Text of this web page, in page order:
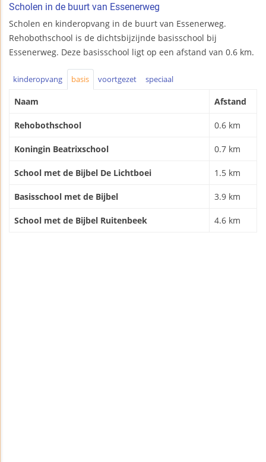
Scholen in de buurt van Essenerweg
Scholen en kinderopvang in de buurt van Essenerweg.
Rehobothschool is de dichtsbijzijnde basisschool bij
Essenerweg. Deze basisschool ligt op een afstand van 0.6 km.
kinderopvang basis voortgezet speciaal
Naam Afstand
Rehobothschool 0.6 km
Koningin Beatrixschool 0.7 km
School met de Bijbel De Lichtboei 1.5 km
Basisschool met de Bijbel 3.9 km
School met de Bijbel Ruitenbeek 4.6 km